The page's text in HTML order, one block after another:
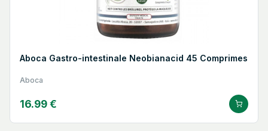
Aboca Gastro-intestinale Neobianacid 45 Comprimes
Aboca
16.99 €